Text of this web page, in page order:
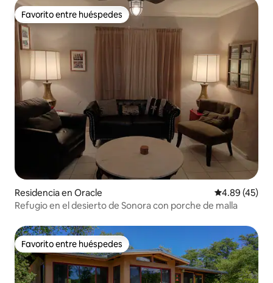
Favorito entre huéspedes
Favorito entre huéspedes
Residencia en Oracle Calificación
4.89 (45)
Refugio en el desierto de Sonora con porche de malla
Favorito entre huéspedes
Favorito entre huéspedes